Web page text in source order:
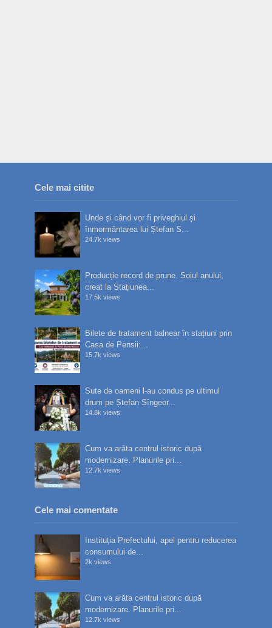
Cele mai citite
Unde și când vor fi priveghiul și
înmormântarea lui Ștefan S...
24.7k views
Producție record de prune. Soiul anului,
creat la Stațiunea...
17.5k views
Bilete de tratament balnear în stațiuni prin
Casa de Pensii:...
15.7k views
Sute de oameni l-au condus pe ultimul
drum pe Ștefan Sîngeor...
14.8k views
Cum va arăta centrul istoric după
modernizare. Planurile pri...
12.7k views
Cele mai comentate
Instituția Prefectului, apel pentru reducerea
consumului de...
2k views
Cum va arăta centrul istoric după
modernizare. Planurile pri...
12.7k views